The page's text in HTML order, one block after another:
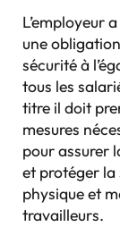
L’employeur a
une
sécurité à
tous les
titre il doit
mesures
pour assurer
et protéger la
physique et
travailleurs.